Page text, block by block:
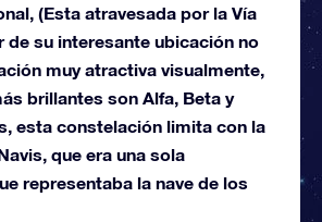
(Esta atravesada por la Vía
de su interesante ubicación no
muy atractiva visualmente,
brillantes son Alfa, Beta y
esta constelación limita con la
que era una sola
representaba la nave de los